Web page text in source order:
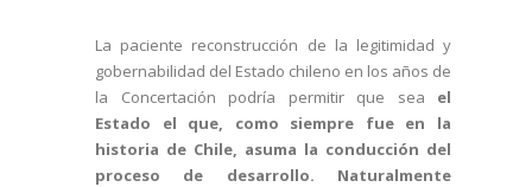
La paciente reconstrucción de la legitimidad y
gobernabilidad del Estado chileno en los años de
la Concertación podría permitir que sea el
Estado el que, como siempre fue en la
historia de Chile, asuma la conducción del
proceso de desarrollo. Naturalmente